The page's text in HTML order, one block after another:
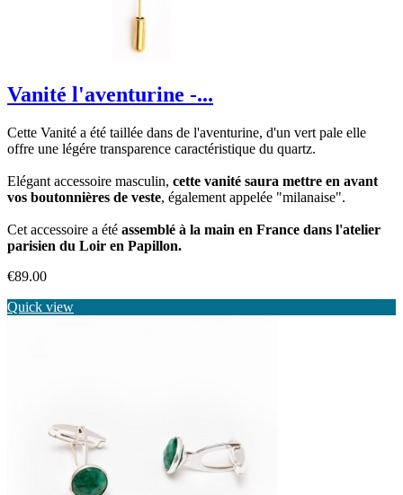
Vanité l'aventurine -...
Cette Vanité a été taillée dans de l'aventurine, d'un vert pale elle
offre une légére transparence caractéristique du quartz.
Elégant accessoire masculin, cette vanité saura mettre en avant
vos boutonnières de veste, également appelée "milanaise".
Cet accessoire a été assemblé à la main en France dans l'atelier
parisien du Loir en Papillon.
Price
€89.00
Quick view